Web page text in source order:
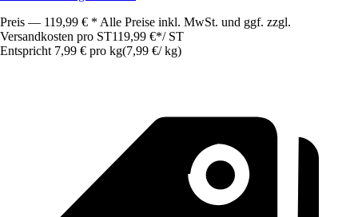
Preis — 119,99 € * Alle Preise inkl. MwSt. und ggf. zzgl.
Versandkosten pro ST119,99 €*/ ST
Entspricht 7,99 € pro kg(7,99 €/ kg)